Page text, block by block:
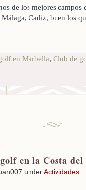
de los mejores campos
Cadiz, buen los
en Marbella, Club de
en la Costa del
underActividades